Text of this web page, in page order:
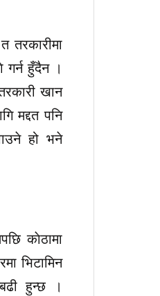
तरकारीमा
गर्न हुँदैन ।
खान
मद्दत पनि
हो भने
काेठामा
भिटामिन
हुन्छ ।